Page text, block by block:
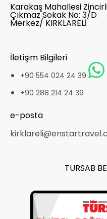
Karakaş Mahallesi
Çıkmaz Sokak No: 3/D
Merkez/ KIRKLARELİ
İletişim Bilgileri
+90 554 024 24 39
+90 288 214 24 39
e-posta
TURSAB